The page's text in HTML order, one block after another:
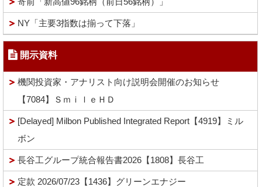
NY「主要3指数は揃って下落」
開示資料
機関投資家・アナリスト向け説明会開催のお知らせ
【7084】ＳｍｉｌｅＨＤ
[Delayed] Milbon Published Integrated Report【4919】ミル
ボン
長谷工グループ統合報告書2026【1808】長谷工
定款 2026/07/23【1436】グリーンエナジー